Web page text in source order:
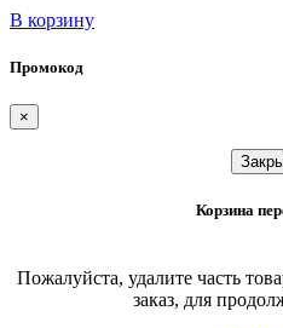
В корзину
Промокод
×
Корзина
Пожалуйста, удалите часть
заказ, для